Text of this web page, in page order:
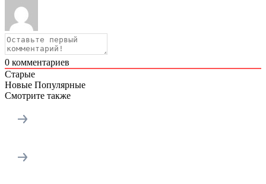
0 комментариев
Старые
Новые Популярные
Смотрите также